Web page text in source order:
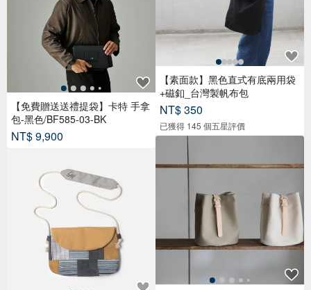
【免費贈送送禮提袋】卡特 手拿
包-黑色/BF585-03-BK
NT$ 9,900
【素面款】黑色直式有底兩用袋
+磁釦_台灣製帆布包
NT$ 350
已獲得 145 個五星評價